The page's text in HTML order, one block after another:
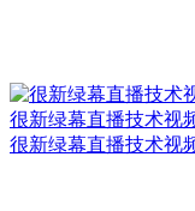
很新绿幕直播技术视
很新绿幕直播技术视